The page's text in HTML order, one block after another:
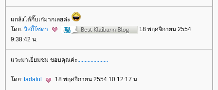
กล้งได้กิ๊บเก๋มากเลยค่ะ
ดย: วิสกี้โซดา
18 พฤศจิกายน 2554
9:38:42 น.
วะมาเยี่ยมชม ขอบคุณค่ะ.....................
ดย: tadatul 18 พฤศจิกายน 2554 10:12:17 น.